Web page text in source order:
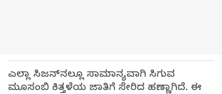
ಎಲ್ಲಾ ಸಿಜನ್‌ನಲ್ಲೂ ಸಾಮಾನ್ಯವಾಗಿ ಸಿಗುವ
ಮೂಸಂಬಿ ಕಿತ್ತಳೆಯ ಜಾತಿಗೆ ಸೇರಿದ ಹಣ್ಣಾಗಿದೆ. ಈ